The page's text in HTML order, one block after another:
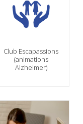
Club Escapassions
(animations
Alzheimer)